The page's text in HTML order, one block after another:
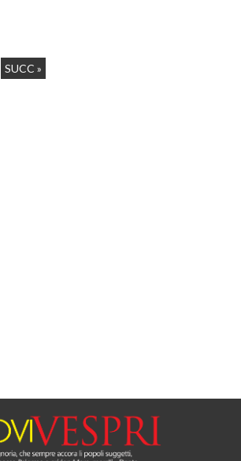
SUCC »